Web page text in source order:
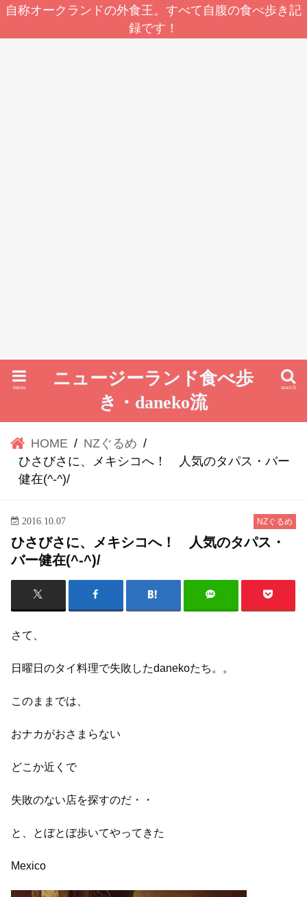
自称オークランドの外食王。すべて自腹の食べ歩き記
録です！
ニュージーランド食べ歩
き・daneko流
search
menu
HOME
NZぐるめ
ひさびさに、メキシコへ！ 人気のタパス・バー
健在(^-^)/
NZぐるめ
2016.10.07
ひさびさに、メキシコへ！ 人気のタパス・
バー健在(^-^)/
さて、
日曜日のタイ料理で失敗したdanekoたち。。
このままでは、
おナカがおさまらない
どこか近くで
失敗のない店を探すのだ・・
と、とぼとぼ歩いてやってきた
Mexico